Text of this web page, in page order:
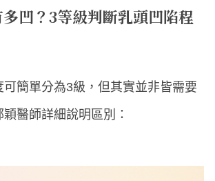
凹？3等級判斷乳頭凹陷程
可簡單分為3級，但其實並非皆需要
醫師詳細說明區別：